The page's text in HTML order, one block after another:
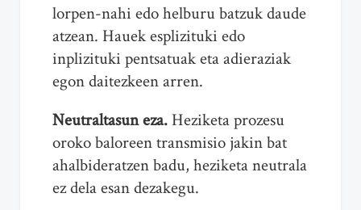
lorpen-nahi edo helburu batzuk daude
atzean. Hauek esplizituki edo
inplizituki pentsatuak eta adieraziak
egon daitezkeen arren.
Neutraltasun eza. Heziketa prozesu
oroko baloreen transmisio jakin bat
ahalbideratzen badu, heziketa neutrala
ez dela esan dezakegu.